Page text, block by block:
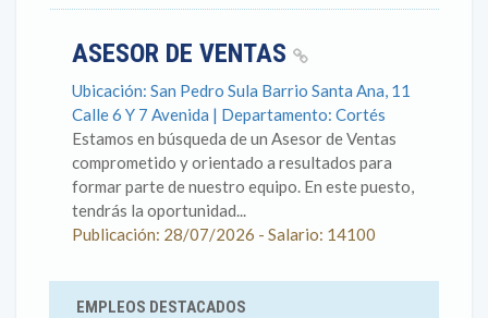
ASESOR DE VENTAS
Ubicación: San Pedro Sula Barrio Santa Ana, 11
Calle 6 Y 7 Avenida | Departamento: Cortés
Estamos en búsqueda de un Asesor de Ventas
comprometido y orientado a resultados para
formar parte de nuestro equipo. En este puesto,
tendrás la oportunidad...
Publicación: 28/07/2026 - Salario: 14100
EMPLEOS DESTACADOS